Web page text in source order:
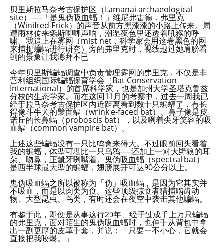
贝里斯拉马奈考古保护区（Lamanai archaeological
site）──「是鬼伪吸血蝠！」维尼弗雷德．弗里克
（Winifred Frick）的声音从前方黑漆漆的小路上传来。周
遭雨林传来螽斯唧唧声响，潮湿夜色里还透着吼猴的呼
啸。我追上在雾网（mist net，科学家会用这卷黑色的网
来捕捉蝙蝠进行研究）旁的弗里克时，视线越过她肩膀看
到的景象让我澎拜不已
今年贝里斯蝙蝠调查中负责管理雾网的弗里克，不仅是非
营利组织国际蝙蝠保育学会（Bat Conservation
International）的首席科学家，也是加州大学圣塔克鲁兹
分校的生态学家。而在这回11月的考察中，过去一周我已
经于拉马奈考古保护区内近距离看到数十只蝙蝠了，有长
得像斗牛犬的襞面蝠（wrinkle-faced bat）、鼻子像是皮
诺丘的长鼻蝠（proboscis bat），以及咧着尖牙笑容的吸
血蝠（common vampire bat）。
上述这些蝙蝠没有一只比鸣禽来得大。不过眼前回头看着
我的蝙蝠，体型可堪比一只乌鸦──还加上一对大野狼的耳
朵、吻鼻，正龇牙咧嘴着。鬼伪吸血蝠（spectral bat）
是西半球最大型的蝙蝠，翅膀展开可达90公分以上。
鬼伪吸血蝠之所以被称为「伪」吸血蝠，是因为它其实并
不吸血，而是以肉类为食。这些顶级掠食者猎捕啮齿动
物、大型昆虫、鸟类，有时还会在夜空中袭击其他蝙蝠。
有鉴于此，即便是从事这行20年、经手过成千上万只蝙蝠
的弗里克，面对陌生的鬼伪吸血蝠时，也伸手从背包中拿
出一副更厚的皮革手套，并说：「只要一不小心，它就会
直接把我咬爆。」